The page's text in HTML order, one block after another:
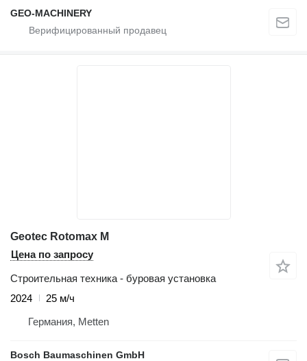
GEO-MACHINERY
Geotec Rotomax M
Цена по запросу
Строительная техника - буровая установка
2024
25 м/ч
Германия, Metten
Bosch Baumaschinen GmbH